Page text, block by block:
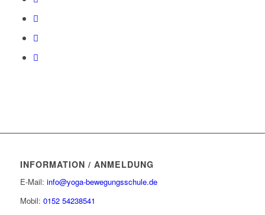
INFORMATION / ANMELDUNG
E-Mail: info@yoga-bewegungsschule.de
Mobil: 0152 54238541